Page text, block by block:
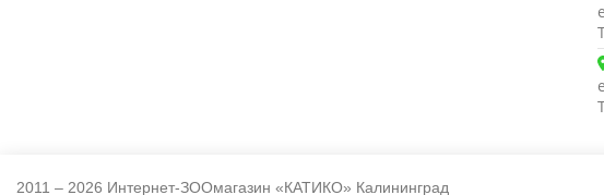
2011 – 2026 Интернет-ЗООмагазин «КАТИКО» Калининград